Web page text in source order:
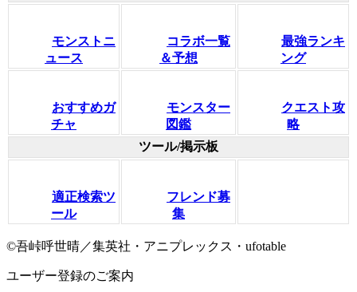
モンストニ
ュース
コラボ一覧
＆予想
最強ランキ
ング
おすすめガ
チャ
モンスター
図鑑
クエスト攻
略
ツール/掲示板
適正検索ツ
ール
フレンド募
集
©吾峠呼世晴／集英社・アニプレックス・ufotable
ユーザー登録のご案内